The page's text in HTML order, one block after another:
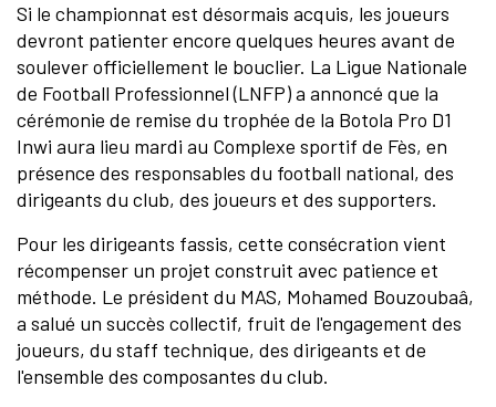
Si le championnat est désormais acquis, les joueurs
devront patienter encore quelques heures avant de
soulever officiellement le bouclier. La Ligue Nationale
de Football Professionnel (LNFP) a annoncé que la
cérémonie de remise du trophée de la Botola Pro D1
Inwi aura lieu mardi au Complexe sportif de Fès, en
présence des responsables du football national, des
dirigeants du club, des joueurs et des supporters.
Pour les dirigeants fassis, cette consécration vient
récompenser un projet construit avec patience et
méthode. Le président du MAS, Mohamed Bouzoubaâ,
a salué un succès collectif, fruit de l'engagement des
joueurs, du staff technique, des dirigeants et de
l'ensemble des composantes du club.